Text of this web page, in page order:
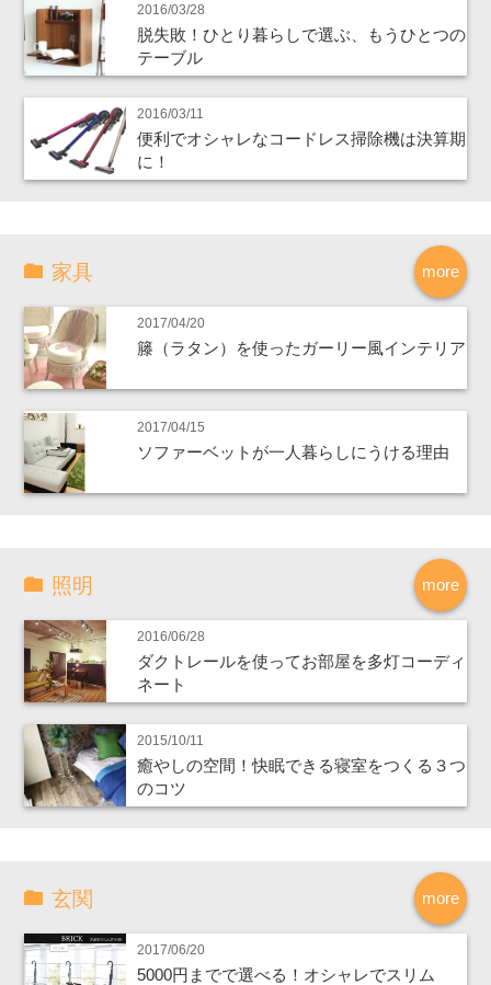
2016/03/28
脱失敗！ひとり暮らしで選ぶ、もうひとつの
テーブル
2016/03/11
便利でオシャレなコードレス掃除機は決算期
に！
more
家具
2017/04/20
籐（ラタン）を使ったガーリー風インテリア
2017/04/15
ソファーベットが一人暮らしにうける理由
more
照明
2016/06/28
ダクトレールを使ってお部屋を多灯コーディ
ネート
2015/10/11
癒やしの空間！快眠できる寝室をつくる３つ
のコツ
more
玄関
2017/06/20
5000円までで選べる！オシャレでスリム